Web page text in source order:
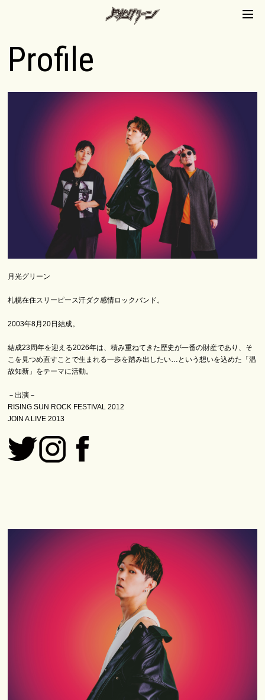
月光グリーンオフィシ
ャルサイト
Profile
月光グリーン
札幌在住スリーピース汗ダク感情ロックバンド。
2003年8月20日結成。
結成23周年を迎える2026年は、積み重ねてきた歴史が一番の財産であり、そ
こを見つめ直すことで生まれる一歩を踏み出したい…という想いを込めた「温
故知新」をテーマに活動。
－出演－
RISING SUN ROCK FESTIVAL 2012
JOIN A LIVE 2013